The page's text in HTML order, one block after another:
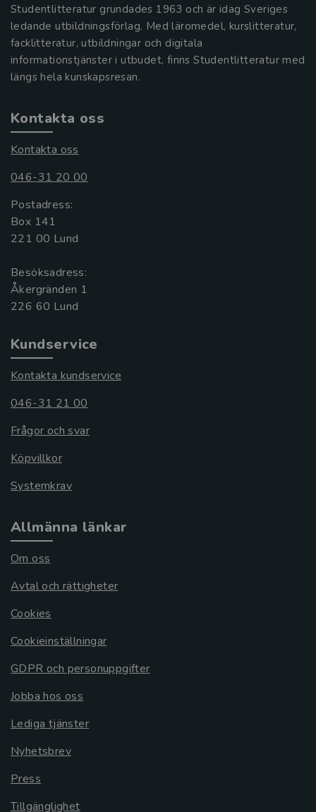
Studentlitteratur grundades 1963 och är idag Sveriges
ledande utbildningsförlag. Med läromedel, kurslitteratur,
facklitteratur, utbildningar och digitala
informationstjänster i utbudet, finns Studentlitteratur med
längs hela kunskapsresan.
Kontakta oss
Kontakta oss
046-31 20 00
Postadress:
Box 141
221 00 Lund
Besöksadress:
Åkergränden 1
Kundservice
Kontakta kundservice
046-31 21 00
Frågor och svar
Köpvillkor
Systemkrav
Allmänna länkar
Om oss
Avtal och rättigheter
Cookies
Cookieinställningar
GDPR och personuppgifter
Jobba hos oss
Lediga tjänster
Nyhetsbrev
Press
Tillgänglighet